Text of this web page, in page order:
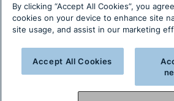
Från projektering till installation
Copyright © 2025 J&B
Organisationsnummer:
By clicking “Accept All Cookies”, you
cookies on your device to enhance site
site usage, and assist in our marketing
Accept All Cookies